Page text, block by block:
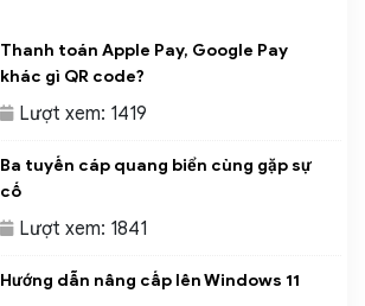
Thanh toán Apple Pay, Google Pay
khác gì QR code?
Lượt xem: 1419
Ba tuyến cáp quang biển cùng gặp sự
cố
Lượt xem: 1841
Hướng dẫn nâng cấp lên Windows 11